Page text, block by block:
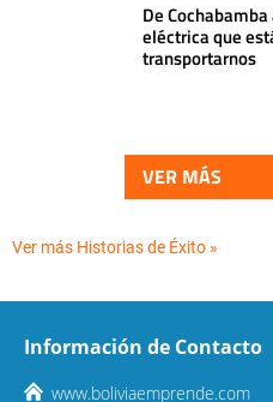
De
eléctrica que
transportarnos
VER MÁS
Ver más Historias de Éxito »
Información de Contacto
www.boliviaemprende.com